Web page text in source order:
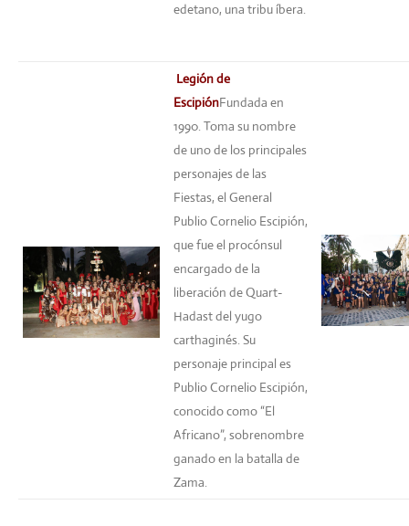
edetano, una tribu íbera.
Legión de
EscipiónFundada en
1990. Toma su nombre
de uno de los principales
personajes de las
Fiestas, el General
Publio Cornelio Escipión,
que fue el procónsul
encargado de la
liberación de Quart-
Hadast del yugo
carthaginés. Su
personaje principal es
Publio Cornelio Escipión,
conocido como “El
Africano”, sobrenombre
ganado en la batalla de
Zama.